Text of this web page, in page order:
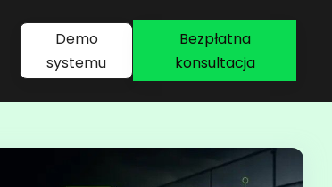
Demo
systemu
Bezpłatna
konsultacja